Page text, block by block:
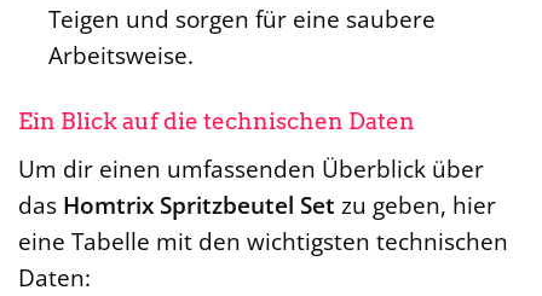
Teigen und sorgen für eine saubere
Arbeitsweise.
Ein Blick auf die technischen Daten
Um dir einen umfassenden Überblick über
das Homtrix Spritzbeutel Set zu geben, hier
eine Tabelle mit den wichtigsten technischen
Daten: